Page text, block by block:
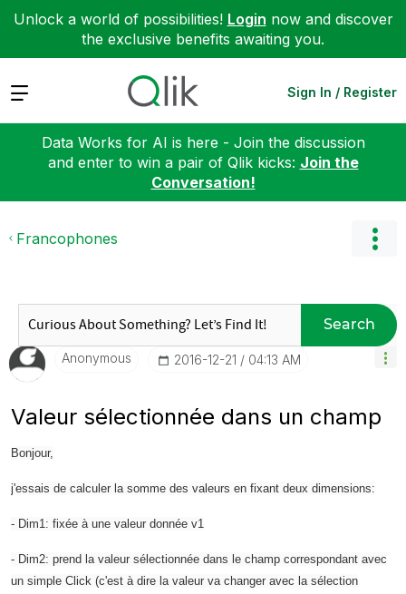
Unlock a world of possibilities! Login now and discover
the exclusive benefits awaiting you.
Expand Sign In / Register
Data Works for AI is here - Join the discussion
and enter to win a pair of Qlik kicks: Join the
Conversation!
Francophones
Search
Anonymous ‎2016-12-21 04:13 AM
Valeur sélectionnée dans un champ
Bonjour,
j'essais de calculer la somme des valeurs en fixant deux dimensions:
- Dim1: fixée à une valeur donnée v1
- Dim2: prend la valeur sélectionnée dans le champ correspondant avec
un simple Click (c'est à dire la valeur va changer avec la sélection